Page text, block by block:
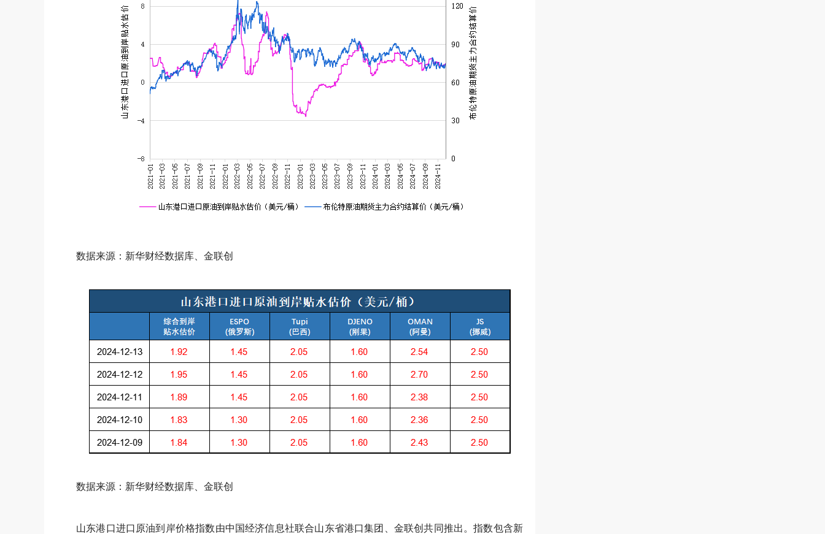
数据来源：新华财经数据库、金联创
数据来源：新华财经数据库、金联创
山东港口进口原油到岸价格指数由中国经济信息社联合山东省港口集团、金联创共同推出。指数包含新